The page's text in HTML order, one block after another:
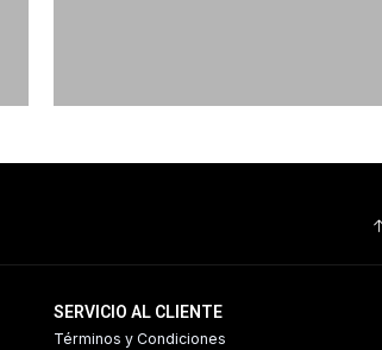
SERVICIO AL CLIENTE
Términos y Condiciones